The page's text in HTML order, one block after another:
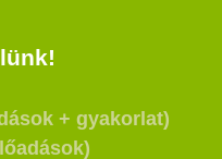
+ gyakorlat)